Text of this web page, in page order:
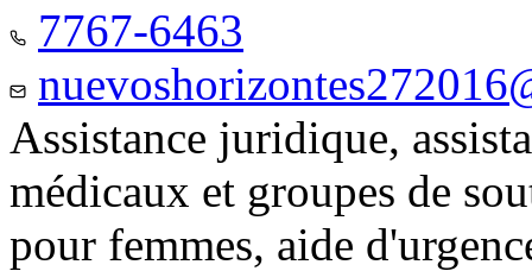
7767-6463
Assistance juridique,
médicaux et groupes de
pour femmes, aide